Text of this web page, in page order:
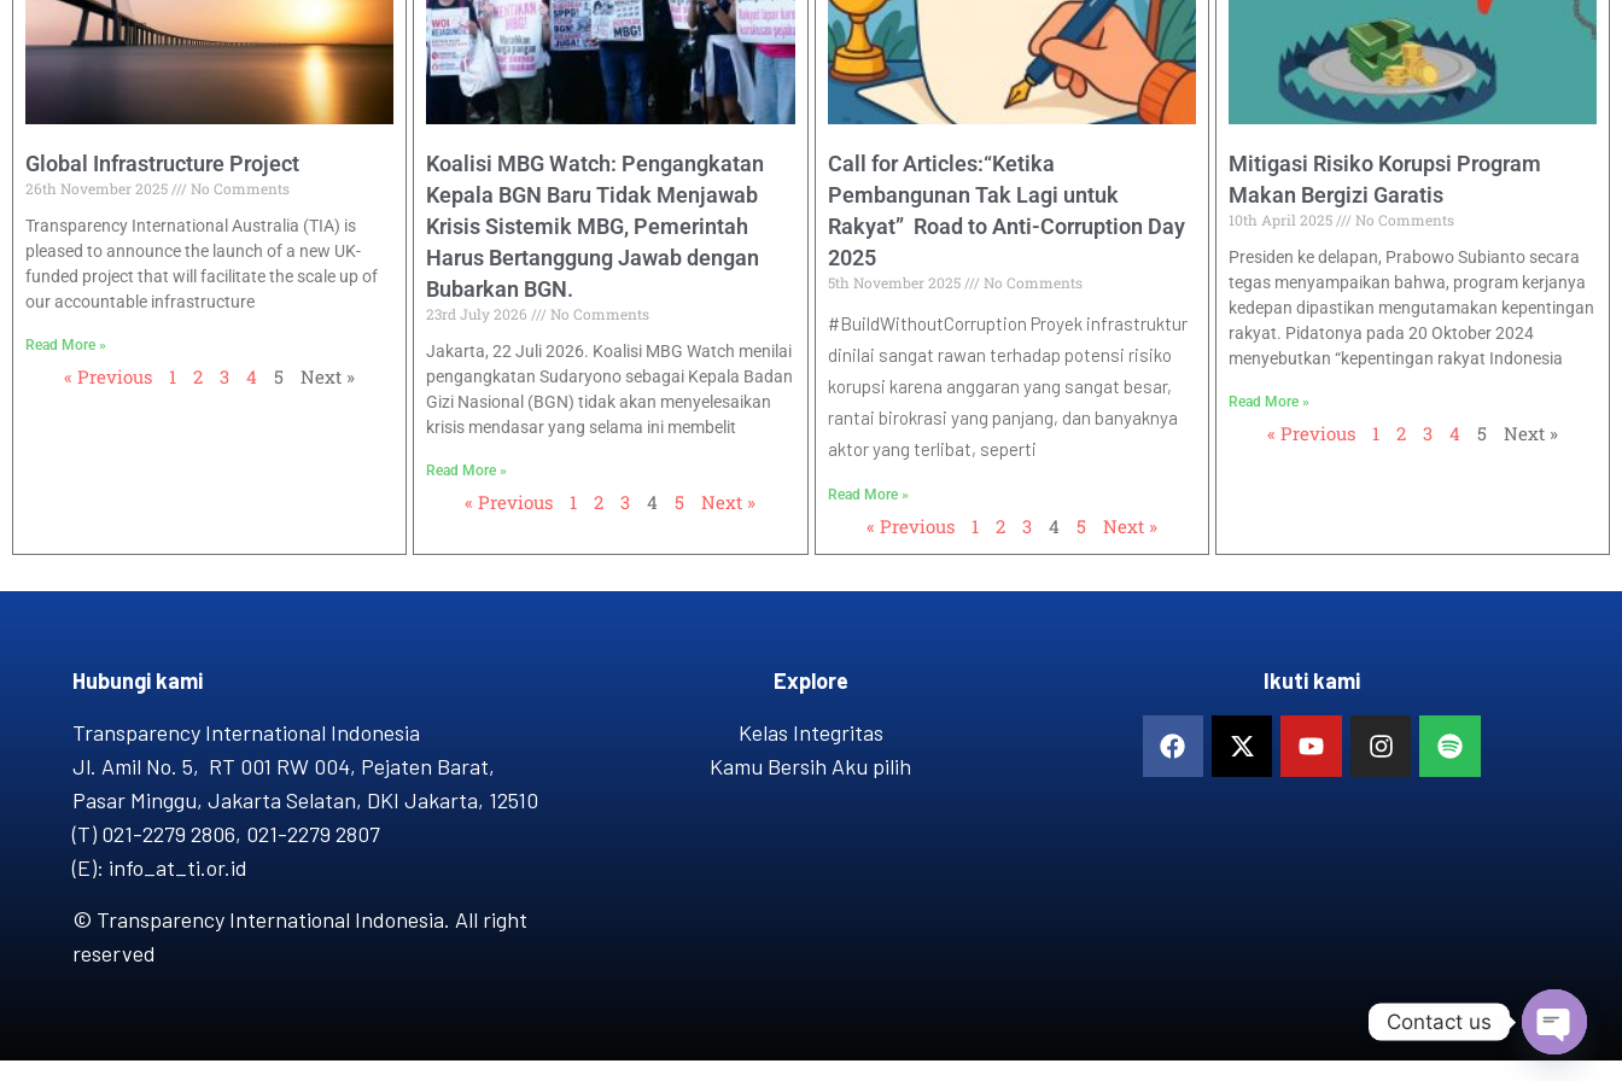
Global Infrastructure Project
26th November 2025
No Comments
Transparency International Australia (TIA) is
pleased to announce the launch of a new UK-
funded project that will facilitate the scale up of
our accountable infrastructure
Read More »
« Previous 1 2 3 4 5 Next »
Koalisi MBG Watch: Pengangkatan
Kepala BGN Baru Tidak Menjawab
Krisis Sistemik MBG, Pemerintah
Harus Bertanggung Jawab dengan
Bubarkan BGN.
23rd July 2026
No Comments
Jakarta, 22 Juli 2026. Koalisi MBG Watch menilai
pengangkatan Sudaryono sebagai Kepala Badan
Gizi Nasional (BGN) tidak akan menyelesaikan
krisis mendasar yang selama ini membelit
Read More »
« Previous 1 2 3 4 5 Next »
Call for Articles:“Ketika
Pembangunan Tak Lagi untuk
Rakyat” Road to Anti-Corruption Day
2025
5th November 2025 No Comments
#BuildWithoutCorruption Proyek infrastruktur
dinilai sangat rawan terhadap potensi risiko
korupsi karena anggaran yang sangat besar,
rantai birokrasi yang panjang, dan banyaknya
aktor yang terlibat, seperti
Read More »
« Previous 1 2 3 4 5 Next »
Mitigasi Risiko Korupsi Program
Makan Bergizi Garatis
10th April 2025
No Comments
Presiden ke delapan, Prabowo Subianto secara
tegas menyampaikan bahwa, program kerjanya
kedepan dipastikan mengutamakan kepentingan
rakyat. Pidatonya pada 20 Oktober 2024
menyebutkan “kepentingan rakyat Indonesia
Read More »
« Previous 1 2 3 4 5 Next »
Hubungi kami​
Transparency International Indonesia
Jl. Amil No. 5, RT 001 RW 004, Pejaten Barat,
Pasar Minggu, Jakarta Selatan, DKI Jakarta, 12510
(T) 021-2279 2806, 021-2279 2807
(E): info_at_ti.or.id
© Transparency International Indonesia. All right
reserved
Explore
Kelas Integritas
Kamu Bersih Aku pilih
Ikuti kami
Contact us
OPEN